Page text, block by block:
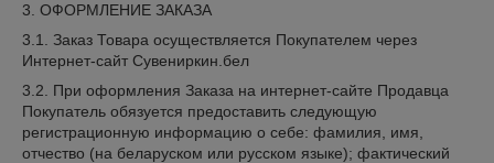
3. ОФОРМЛЕНИЕ ЗАКАЗА
3.1. Заказ Товара осуществляется Покупателем через
Интернет-сайт Сувениркин.бел
3.2. При оформления Заказа на интернет-сайте Продавца
Покупатель обязуется предоставить следующую
регистрационную информацию о себе: фамилия, имя,
отчество (на беларуском или русском языке); фактический